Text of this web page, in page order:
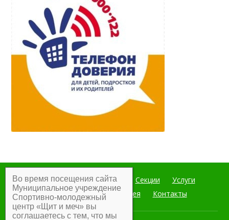
Главная Мероприятия Секции
Услуги
Документы
Фотогалерея Контакты
Во время посещения сайта
Муниципальное учреждение
Спортивно-молодежный
центр «Щит и меч» вы
соглашаетесь с тем, что мы